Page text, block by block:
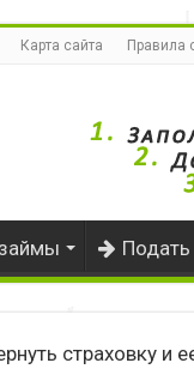
Карта сайта Правила
страховку и